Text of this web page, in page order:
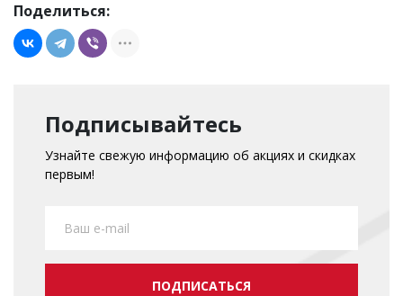
Поделиться:
Подписывайтесь
Узнайте свежую информацию об акциях и скидках
первым!
ПОДПИСАТЬСЯ